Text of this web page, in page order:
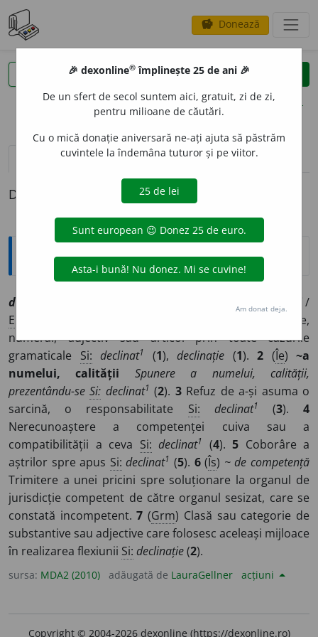
savings Donează
clear
opțiuni
definiții (1) pronunțievolume_up (2)
Definiția cu ID-ul 1055015:
Explicative DEX
declin
/
E:
) Trecere a unui substantiv, pronume,
numeral, adjectiv sau articol prin toate cazurile
gramaticale Si: declinat1 (1), declinație (1). 2 (Îe) ~a
numelui, calității
Spunere a numelui, calității,
prezentându-seSi: declinat1 (2). 3Refuz de a-și asuma o
sarcină, o responsabilitate Si: declinat1 (3).4
Nerecunoaștere a competenței cuiva sau a
compatibilității a ceva Si: declinat1 (4). 5 Coborâre a
aștrilor spre apus Si: declinat1 (5). 6(Îs) ~ de competență
Trimitere a unei pricini spre soluționare la organul de
jurisdicție competent de către organul sesizat, care se
constată incompetent.7 (Grm) Clasă sau categorie de
substantive sau adjective care folosesc aceleași mijloace
în realizarea flexiunii Si: declinație(2).
sursa: MDA2 (2010) adăugată de LauraGellner acțiuni
Copyright © 2004-2026 dexonline (https://dexonline.ro)
🎉 dexonline® împlinește 25 de ani 🎉
De un sfert de secol suntem aici, gratuit, zi de zi,
pentru milioane de căutări.
Cu o mică donație aniversară ne-ați ajuta să păstrăm
cuvintele la îndemâna tuturor și pe viitor.
Am donat deja.